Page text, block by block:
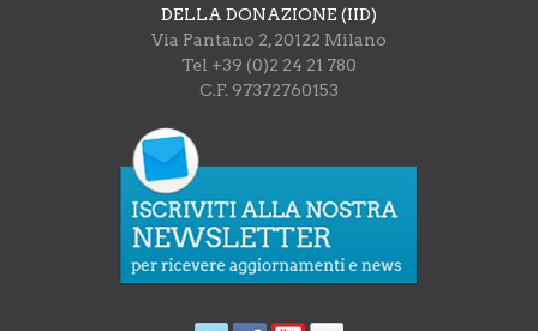
DELLA DONAZIONE (IID)
Via Pantano 2, 20122 Milano
Tel +39 (0)2 24 21 780
C.F. 97372760153